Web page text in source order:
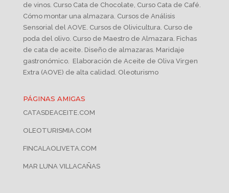
de vinos. Curso Cata de Chocolate, Curso Cata de Café.
Cómo montar una almazara. Cursos de Análisis
Sensorial del AOVE. Cursos de Olivicultura. Curso de
poda del olivo. Curso de Maestro de Almazara. Fichas
de cata de aceite. Diseño de almazaras. Maridaje
gastronómico. Elaboración de Aceite de Oliva Virgen
Extra (AOVE) de alta calidad. Oleoturismo
PÁGINAS AMIGAS
CATASDEACEITE.COM
OLEOTURISMIA.COM
FINCALAOLIVETA.COM
MAR LUNA VILLACAÑAS